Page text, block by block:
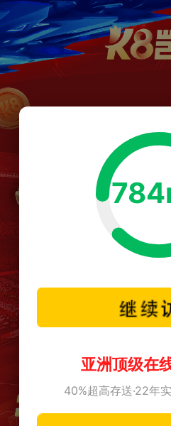
亚洲顶级在
40%超高存送·22年